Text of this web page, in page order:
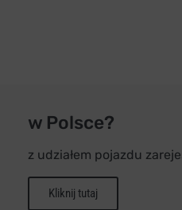
w Polsce?
z udziałem pojazdu
Kliknij tutaj